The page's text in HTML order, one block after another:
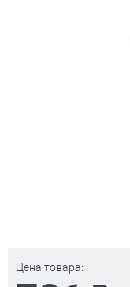
Цена товара: